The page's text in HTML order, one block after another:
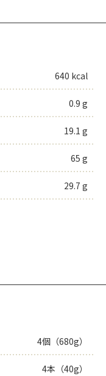
640 kcal
0.9 g
19.1 g
65 g
29.7 g
4個（680g）
4本（40g）